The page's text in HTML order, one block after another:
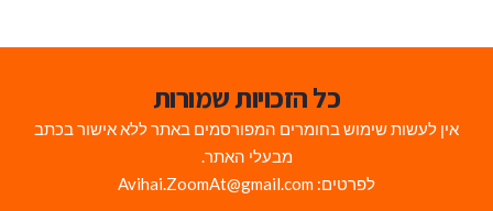
כל הזכויות שמורות
אין לעשות שימוש בחומרים המפורסמים באתר ללא אישור בכתב
מבעלי האתר.
לפרטים: Avihai.ZoomAt@gmail.com